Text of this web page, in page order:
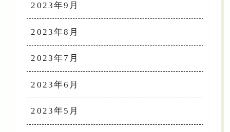
2023年9月
2023年8月
2023年7月
2023年6月
2023年5月